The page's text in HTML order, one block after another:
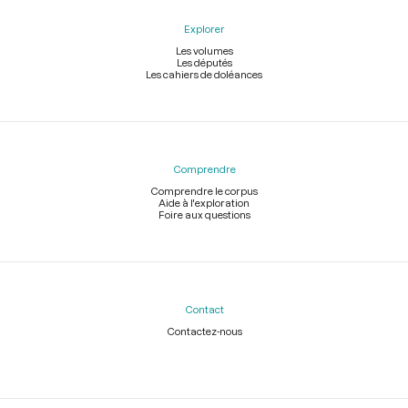
Explorer
Les volumes
Les députés
Les cahiers de doléances
Comprendre
Comprendre le corpus
Aide à l'exploration
Foire aux questions
Contact
Contactez-nous
Légal